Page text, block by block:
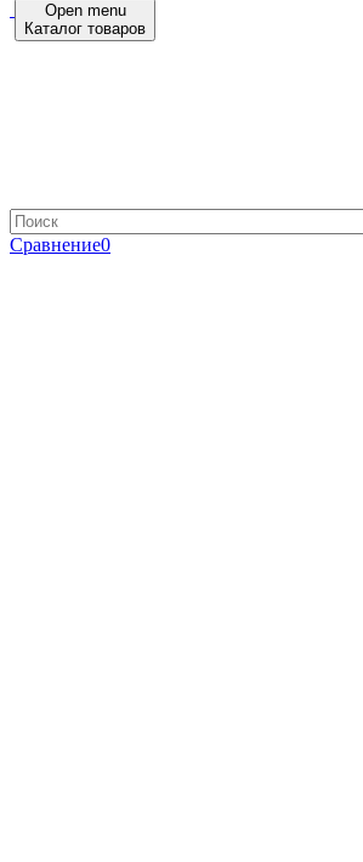
Open menu
Каталог товаров
Сравнение0